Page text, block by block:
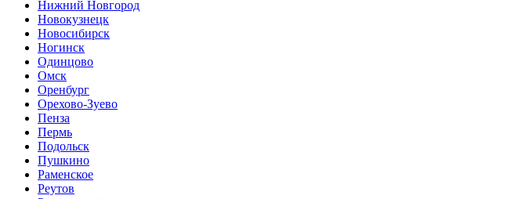
Нижний Новгород
Новокузнецк
Новосибирск
Ногинск
Одинцово
Омск
Оренбург
Орехово-Зуево
Пенза
Пермь
Подольск
Пушкино
Раменское
Реутов